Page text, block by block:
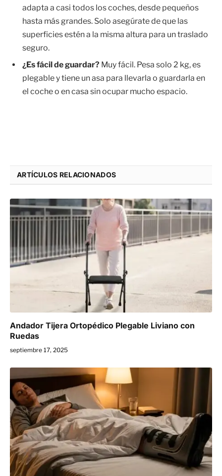
adapta a casi todos los coches, desde pequeños
hasta más grandes. Solo asegúrate de que las
superficies estén a la misma altura para un traslado
seguro.
¿Es fácil de guardar? Muy fácil. Pesa solo 2 kg, es
plegable y tiene un asa para llevarla o guardarla en
el coche o en casa sin ocupar mucho espacio.
ARTÍCULOS RELACIONADOS
Andador Tijera Ortopédico Plegable Liviano con
Ruedas
septiembre 17, 2025